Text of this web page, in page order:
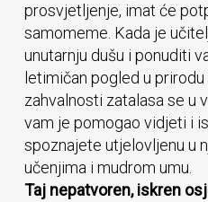
prosvjetljenje, imat će
samomeme. Kada je
unutarnju dušu i ponuditi
letimičan pogled u
zahvalnosti zatalasa se u
vam je pomogao vidjeti i
spoznajete utjelovljenu u
učenjima i mudrom umu.
Taj nepatvoren, iskren